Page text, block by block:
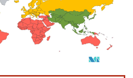
El uso requiere atribución según CC BY 4.0.